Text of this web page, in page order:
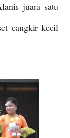
juara satu
cangkir kecil